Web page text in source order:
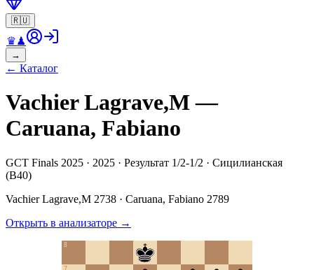
🇷🇺
♛♟
→
← Каталог
Vachier Lagrave,M —
Caruana, Fabiano
GCT Finals 2025 · 2025 · Результат 1/2-1/2 · Сицилианская
(B40)
Vachier Lagrave,M 2738 · Caruana, Fabiano 2789
Открыть в анализаторе →
7
8